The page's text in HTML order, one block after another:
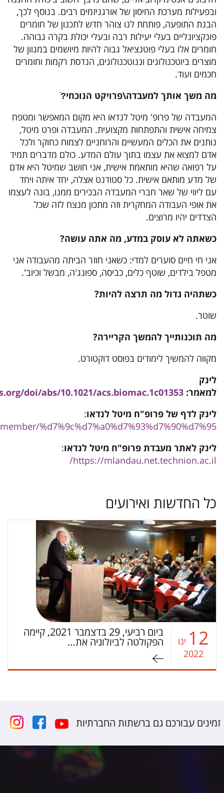
ובפעילות מערכת החיסון של אורגניזמים רבים. בנוסף לכך,
הבנת התופעה, פותחת לנו צוהר חדש לתכנון של חומרים
פונקציונליים בעלי יעילות רבה ובעלי יכולת בקרה גבוהה.
חומרים אלו בעלי פוטנציאל גבוה להיות מיושמים במגוון של
מוצרים ביוטכנולוגים וננוטכנולוגים, הנדסת רקמות וחומרים
חכמים ועוד.
מה משך אותך למעבדה\פרויקט הנוכחי?
המעבדה של פרופ' מיטל לנדאו היא מקום המאפשר ומטפח
צמיחה אישית והתפתחות מקצועית. המעבדה ופרט מיטל,
נותנים את הכלים המעשיים והרוחניים לצמוח כחוקר ולכל
אדם למצוא את עצמו בתוך עולם המדע. כולם מדברים תמיד
על רפואה שהיא מותאמת אישית, אני חושב שמיטל היא אדם
של מדע מותאם אישית. כל סטודנט אצלה, יחד איתה ויחד
עם ליווי של שאר חברי המעבדה הבכירים ממנו, בונה לעצמו
את אופי העבודה המחקרית וזה מתכון מנצח לזה שכל
הצדדים יהיו מרוצים.
כשאתה לא עוסק במדע, מה אתה עושה?
אני חי חיים סוערים למדי: כשאני חוזר הביתה מהעבודה אני
מטפל בילדים, שוטף כלים, כביסה, ספונג'ה, מבשל וכיוב'.
כשתהיה גדול מה תרצה להיות?
שוטר.
מה תוכנותייך להמשך הקריירה?
מקווה להמשיך לימודים בפוסט דוקטורט.
לינק
למאמר: doi/abs/10.1021/acs.biomac.1c01353
לינק לדף של פרופ"ח מיטל לנדאו:
%d7%9c%d7%a0%d7%93%d7%90%d7%95/
לינק לאתר מעבדת פרופ"ח מיטל לנדאו:
https://mlandau.net.technion.ac.il/
כל החדשות ואירועים
12 ינו
2022
ביום רביעי, 29 בדצמבר 2021, קיימה
הפקולטה לביולוגיה את…
זמינים עבורכם גם ברשתות החברתיות